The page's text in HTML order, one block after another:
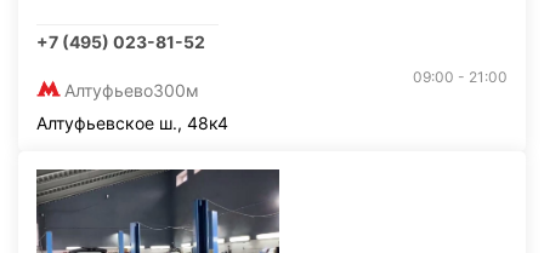
+7 (495) 023-81-52
Алтуфьево300м
09:00 - 21:00
Алтуфьевское ш., 48к4